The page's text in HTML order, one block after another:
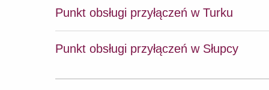
Punkt obsługi przyłączeń w Turku
Punkt obsługi przyłączeń w Słupcy